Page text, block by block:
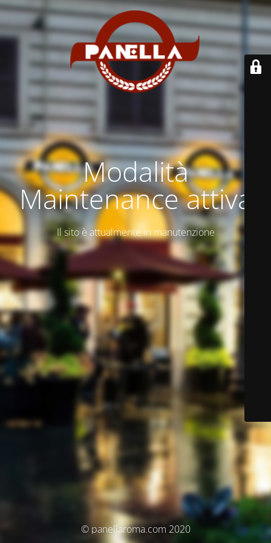
Modalità
Maintenance attiva
Il sito è attualmente in manutenzione
© panellaroma.com 2020